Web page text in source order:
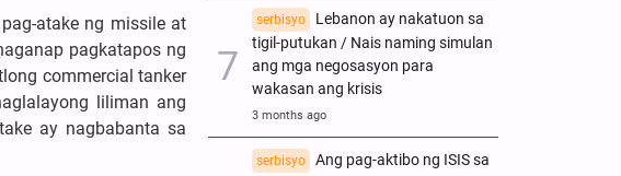
atake ng missile at
pagkatapos ng
commercial tanker
liliman ang
ay nagbabanta sa
serbisyo
Lebanon ay nakatuon sa
tigil-putukan / Nais naming simulan
ang mga negosasyon para
wakasan ang krisis
3 months ago
serbisyo
Ang pag-aktibo ng ISIS sa